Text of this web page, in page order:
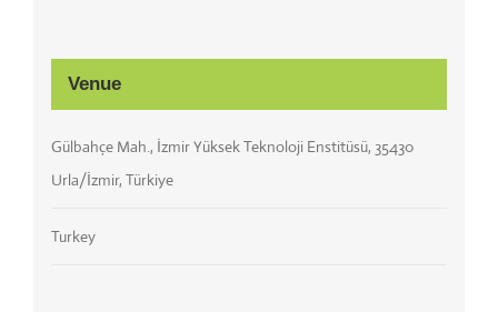
Venue
Gülbahçe Mah., İzmir Yüksek Teknoloji Enstitüsü, 35430
Urla/İzmir, Türkiye
Turkey